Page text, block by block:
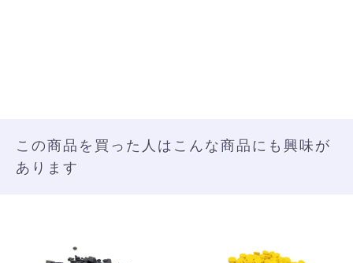
この商品を買った人はこんな商品にも興味が
あります